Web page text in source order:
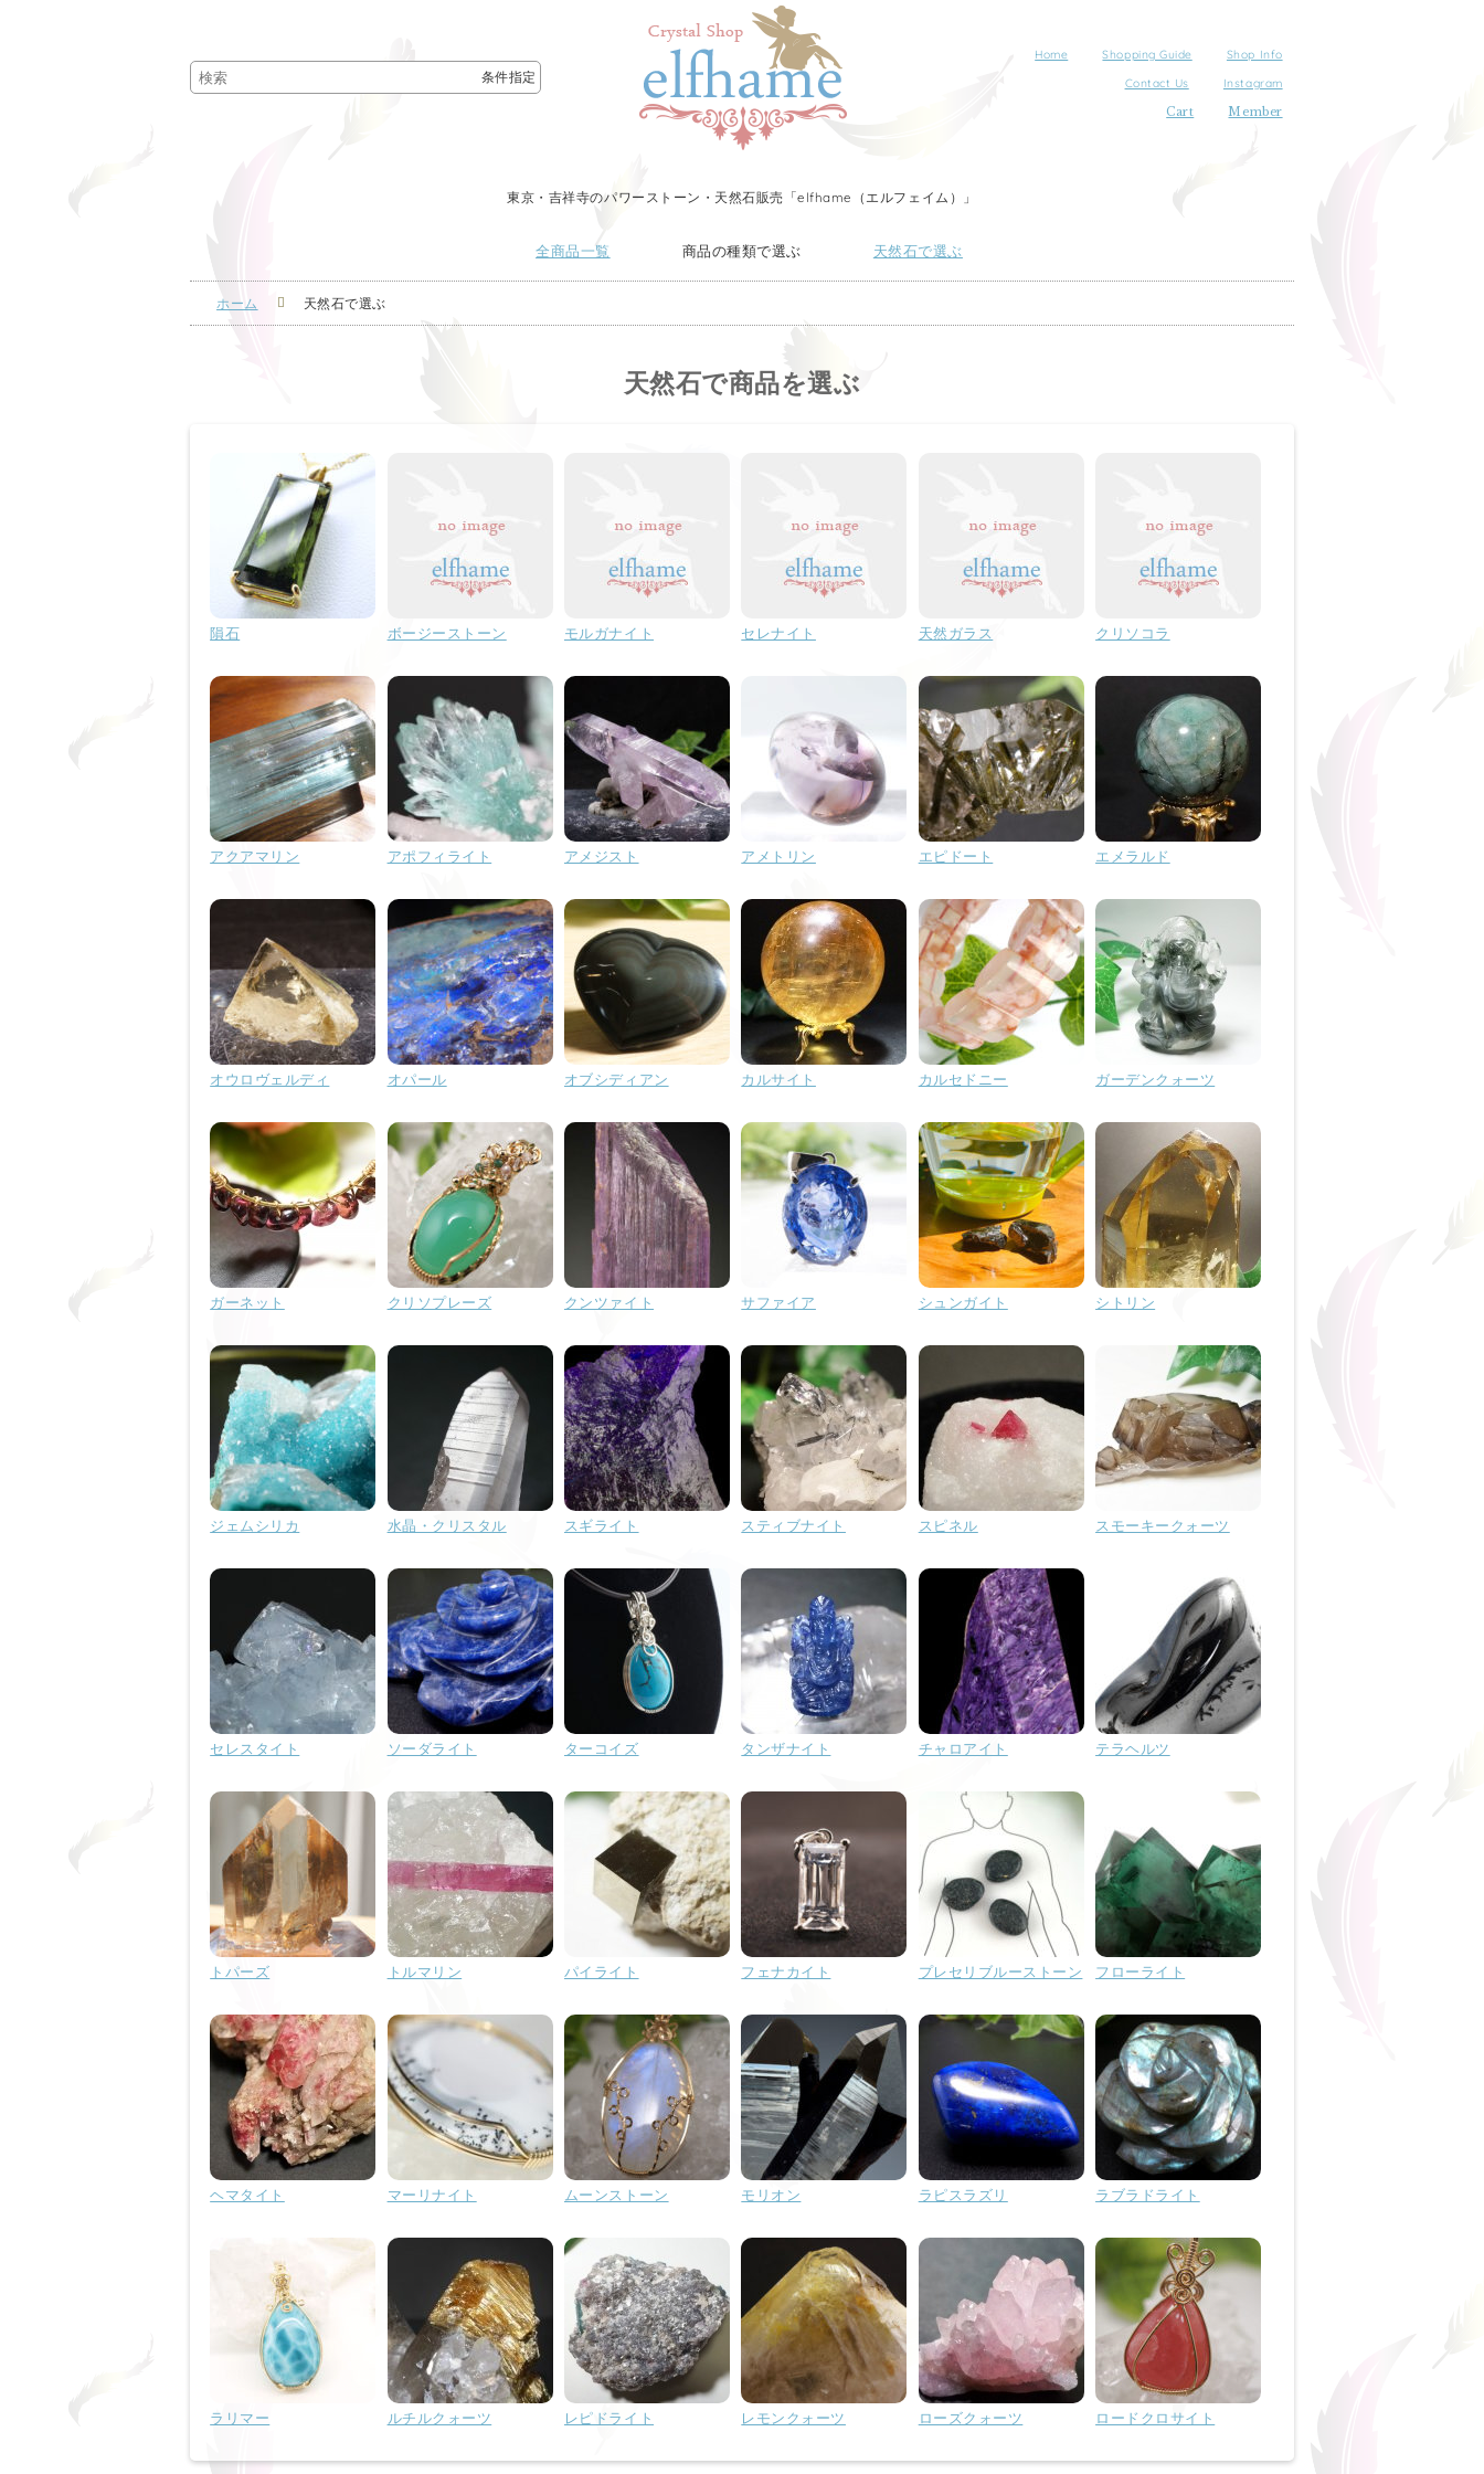
条件指定
Home Shopping Guide
Shop Info
Contact Us
Instagram
Cart
Member
東京・吉祥寺のパワーストーン・天然石販売「elfhame（エルフェイム）」
全商品一覧 商品の種類で選ぶ 天然石で選ぶ
ホーム 天然石で選ぶ
天然石で商品を選ぶ
隕石 ボージーストーン モルガナイト セレナイト 天然ガラス クリソコラ
アクアマリン アポフィライト アメジスト アメトリン エピドート エメラルド
オウロヴェルディ オパール オブシディアン カルサイト カルセドニー ガーデンクォーツ
ガーネット クリソプレーズ クンツァイト サファイア シュンガイト シトリン
ジェムシリカ 水晶・クリスタル スギライト スティブナイト スピネル スモーキークォーツ
セレスタイト ソーダライト ターコイズ タンザナイト チャロアイト テラヘルツ
トパーズ トルマリン パイライト フェナカイト プレセリブルーストーン フローライト
ヘマタイト マーリナイト ムーンストーン モリオン ラピスラズリ ラブラドライト
ラリマー ルチルクォーツ レピドライト レモンクォーツ ローズクォーツ ロードクロサイト